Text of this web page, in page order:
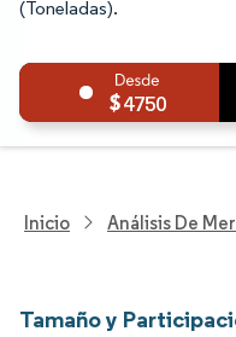
(Toneladas).
4750
Inicio Análisis De
Tamaño y